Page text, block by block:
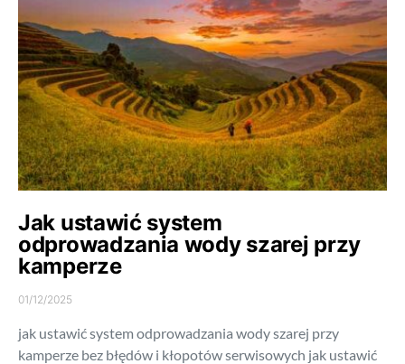
Jak ustawić system
odprowadzania wody szarej przy
kamperze
01/12/2025
jak ustawić system odprowadzania wody szarej przy
kamperze bez błędów i kłopotów serwisowych jak ustawić